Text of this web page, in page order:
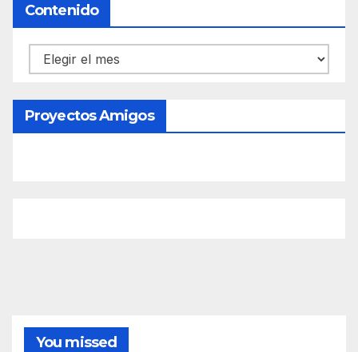
Contenido
Contenido
Proyectos Amigos
You missed